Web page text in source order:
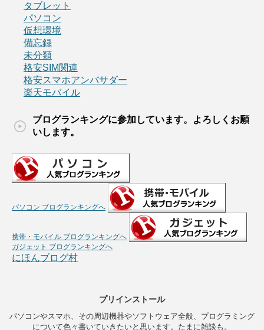
タブレット
パソコン
仮想環境
備忘録
未分類
格安SIM関連
格安スマホアンバサダー
楽天モバイル
ブログランキングに参加しています。よろしくお願
いします。
パソコン ブログランキングへ
携帯・モバイル ブログランキングへ
ガジェット ブログランキングへ
にほんブログ村
プリインストール
パソコンやスマホ、その周辺機器やソフトウェア全般、プログラミング
について色々書いていきたいと思います。たまに雑談も。